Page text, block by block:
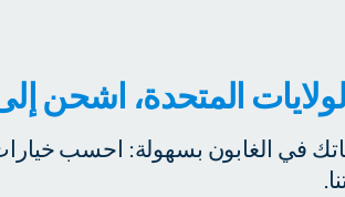
المتحدة، اشحن
في الغابون بسهولة: احسب